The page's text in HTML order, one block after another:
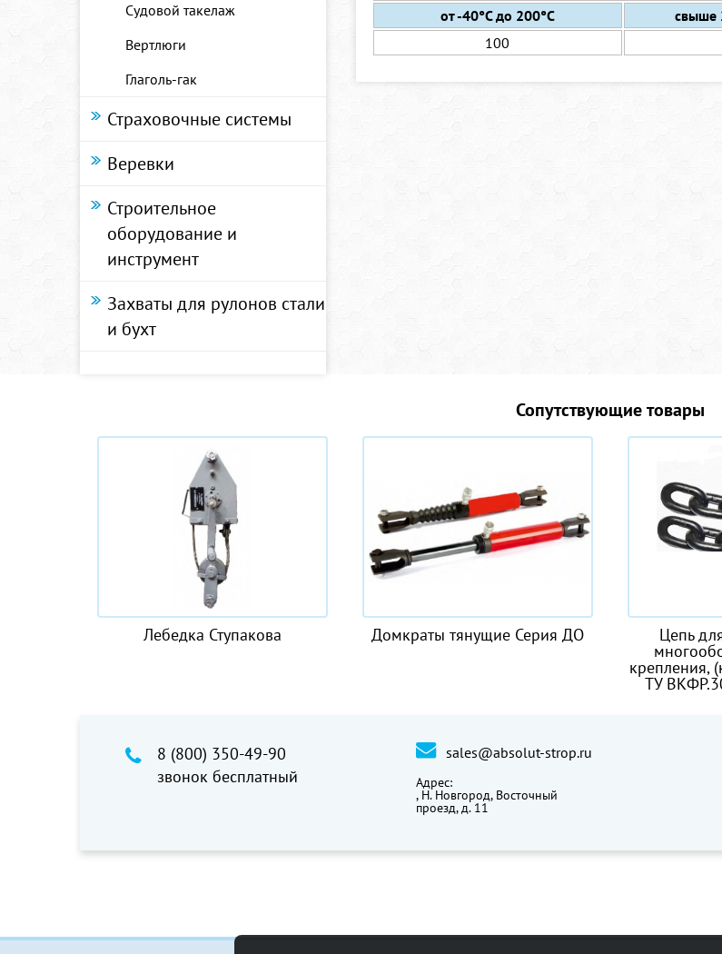
Судовой такелаж
Вертлюги
Глаголь-гак
Страховочные системы
Веревки
Строительное
оборудование и
инструмент
Захваты для рулонов стали
и бухт
от -40°C до 200°C
свыше
100
Сопутствующие товары
Лебедка Ступакова Домкраты тянущие Серия ДО Цепь для изготовления
многооборотных систем
крепления, (класс прочности
ТУ ВКФР.303613.005-2005)
8 (800) 350-49-90
звонок бесплатный
sales@absolut-strop.ru
Адрес:
, Н. Новгород, Восточный
проезд, д. 11